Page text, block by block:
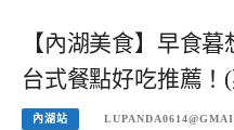
【內湖美食】早食
台式餐點好吃推薦！
內湖站